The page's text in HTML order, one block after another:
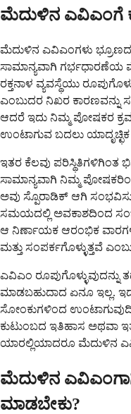
ಮೆದುಳಿನ ಎವಿಎಂಗೆ
ಮೆದುಳಿನ ಎವಿಎಂಗಳು
ಸಾಮಾನ್ಯವಾಗಿ ಗರ್ಭಧಾರಣೆಯ
ರಕ್ತನಾಳ ವ್ಯವಸ್ಥೆಯು
ಎಂಬುದರ ನಿಖರ ಕಾರಣವನ್ನು
ಆದರೆ ಇದು ನಿಮ್ಮ ಪೋಷಕರ
ಉಂಟಾಗುವ ಬದಲು ಯಾದೃಚ್ಛಿಕ
ಇತರ ಕೆಲವು ಪರಿಸ್ಥಿತಿಗಳಿಗಿಂತ
ಸಾಮಾನ್ಯವಾಗಿ ನಿಮ್ಮ
ಅವು ಸ್ಪೊರಾಡಿಕ್ ಆಗಿ
ಸಮಯದಲ್ಲಿ ಅವಕಾಶದಿಂದ
ಆ ನಿರ್ಣಾಯಕ ಆರಂಭಿಕ
ಮತ್ತು ಸಂಪರ್ಕಗೊಳ್ಳುತ್ತವೆ
ಎವಿಎಂ
ಮಾಡಬಹುದಾದ ಏನೂ ಇಲ್ಲ.
ಸೋಂಕುಗಳಿಂದ
ಕುಟುಂಬದ ಇತಿಹಾಸ ಅಥವಾ
ಯಾರಲ್ಲಿಯಾದರೂ ಮೆದುಳಿನ
ಮೆದುಳಿನ
ಮಾಡಬೇಕು?